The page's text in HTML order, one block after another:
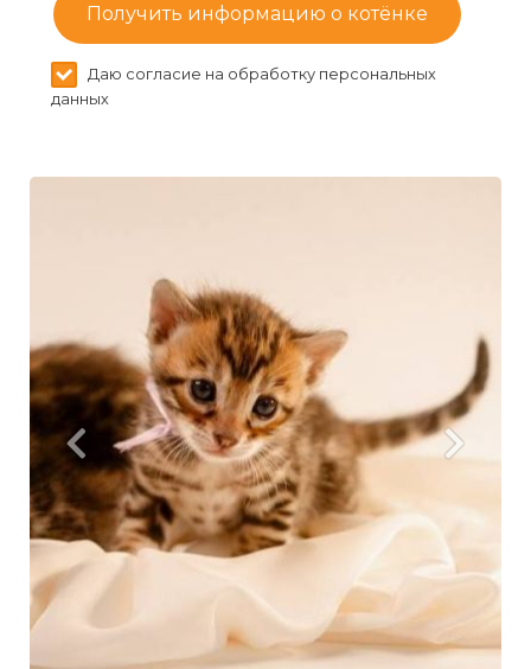
Получить информацию о котёнке
Даю согласие на обработку персональных
данных